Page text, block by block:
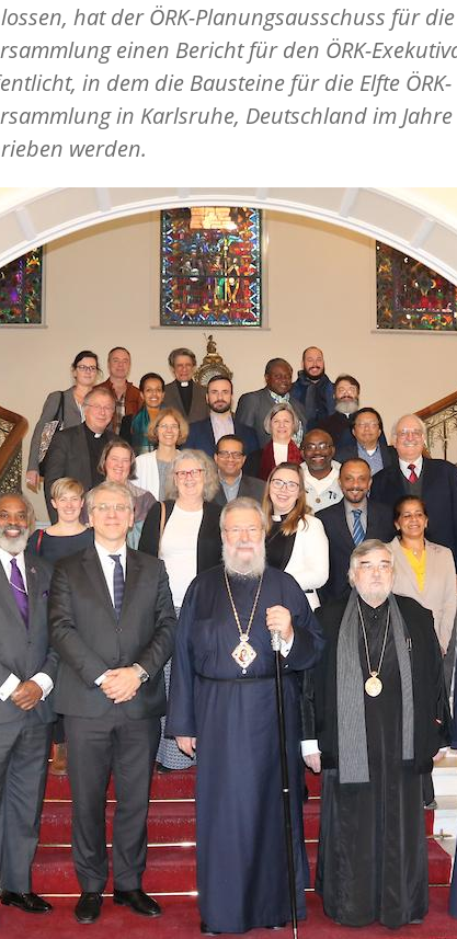
hat der ÖRK-Planungsausschuss für die
einen Bericht für den ÖRK-
in dem die Bausteine für die Elfte ÖRK-
in Karlsruhe, Deutschland im Jahre
werden.